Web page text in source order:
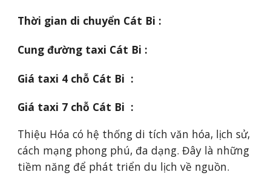
Thời gian di chuyển Cát Bi :
Cung đường taxi Cát Bi :
Giá taxi 4 chỗ Cát Bi  :
Giá taxi 7 chỗ Cát Bi  :
Thiệu Hóa có hệ thống di tích văn hóa, lịch sử,
cách mạng phong phú, đa dạng. Đây là những
tiềm năng để phát triển du lịch về nguồn.